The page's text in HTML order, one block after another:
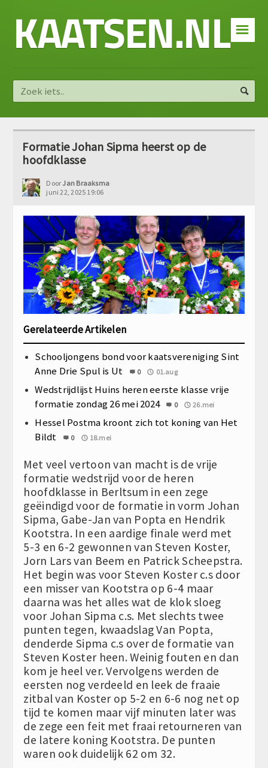
☰
KAATSEN.NL
Formatie Johan Sipma heerst op de
hoofdklasse
DoorJan Braaksma
juni 22, 2025 19:06
Gerelateerde Artikelen
Schooljongens bond voor kaatsvereniging Sint
Anne Drie Spul is Ut
0 01.aug
Wedstrijdlijst Huins heren eerste klasse vrije
formatie zondag 26 mei 2024
0 26.mei
Hessel Postma kroont zich tot koning van Het
Bildt
0 18.mei
Met veel vertoon van macht is de vrije
formatie wedstrijd voor de heren
hoofdklasse in Berltsum in een zege
geëindigd voor de formatie in vorm Johan
Sipma, Gabe-Jan van Popta en Hendrik
Kootstra. In een aardige finale werd met
5-3 en 6-2 gewonnen van Steven Koster,
Jorn Lars van Beem en Patrick Scheepstra.
Het begin was voor Steven Koster c.s door
een misser van Kootstra op 6-4 maar
daarna was het alles wat de klok sloeg
voor Johan Sipma c.s. Met slechts twee
punten tegen, kwaadslag Van Popta,
denderde Sipma c.s over de formatie van
Steven Koster heen. Weinig fouten en dan
kom je heel ver. Vervolgens werden de
eersten nog verdeeld en leek de fraaie
zitbal van Koster op 5-2 en 6-6 nog net op
tijd te komen maar vijf minuten later was
de zege een feit met fraai retourneren van
de latere koning Kootstra. De punten
waren ook duidelijk 62 om 32.